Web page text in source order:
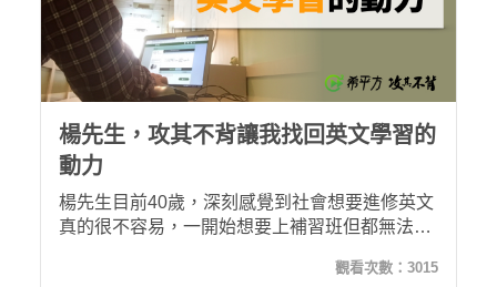
楊先生，攻其不背讓我找回英文學習的
動力
楊先生目前40歲，深刻感覺到社會想要進修英文
真的很不容易，一開始想要上補習班但都無法持
非常彈性，又能學到許多英文新知識，不止感受
觀看次數： 3015